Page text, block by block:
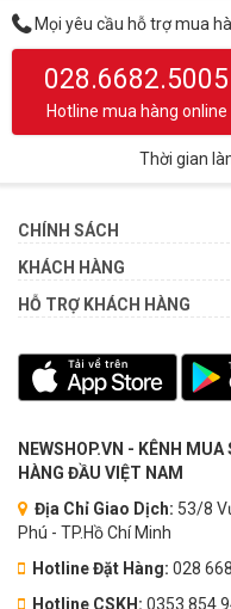
Mọi yêu cầu hỗ trợ mua
028.6682.5005
Hotline mua hàng online
Thời gian
CHÍNH SÁCH
KHÁCH HÀNG
HỖ TRỢ KHÁCH HÀNG
NEWSHOP.VN - KÊNH
HÀNG ĐẦU VIỆT NAM
Địa Chỉ Giao Dịch: 53/8
Phú - TP.Hồ Chí Minh
Hotline Đặt Hàng: 028
Hotline CSKH: